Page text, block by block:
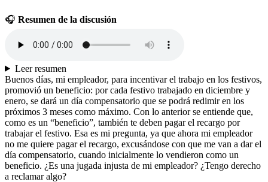
🎧 Resumen de la discusión
Leer resumen
Buenos días, mi empleador, para incentivar el trabajo en los festivos,
promovió un beneficio: por cada festivo trabajado en diciembre y
enero, se dará un día compensatorio que se podrá redimir en los
próximos 3 meses como máximo. Con lo anterior se entiende que,
como es un “beneficio”, también te deben pagar el recargo por
trabajar el festivo. Esa es mi pregunta, ya que ahora mi empleador
no me quiere pagar el recargo, excusándose con que me van a dar el
día compensatorio, cuando inicialmente lo vendieron como un
beneficio. ¿Es una jugada injusta de mi empleador? ¿Tengo derecho
a reclamar algo?